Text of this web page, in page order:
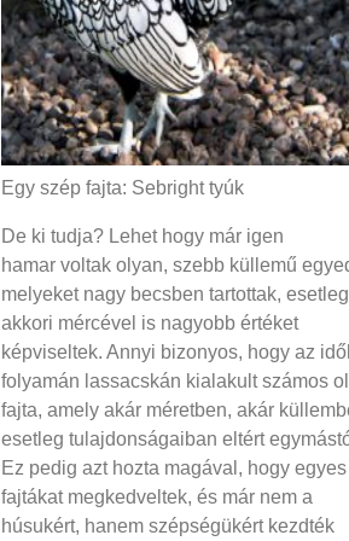
Egy szép fajta: Sebright tyúk
De ki tudja? Lehet hogy már igen
hamar voltak olyan, szebb küllemű
melyeket nagy becsben tartottak, esetleg
akkori mércével is nagyobb értéket
képviseltek. Annyi bizonyos, hogy az
folyamán lassacskán kialakult számos
fajta, amely akár méretben, akár
esetleg tulajdonságaiban eltért
Ez pedig azt hozta magával, hogy egyes
fajtákat megkedveltek, és már nem a
húsukért, hanem szépségükért kezdték